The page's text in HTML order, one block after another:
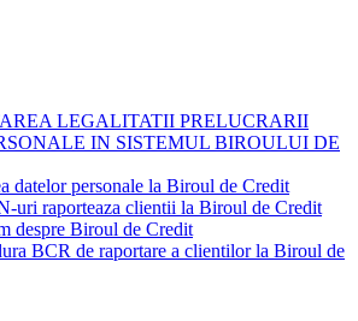
LEGALITATII PRELUCRARII
IN SISTEMUL BIROULUI DE
datelor personale la Biroul de Credit
uri raporteaza clientii la Biroul de Credit
despre Biroul de Credit
BCR de raportare a clientilor la Biroul de